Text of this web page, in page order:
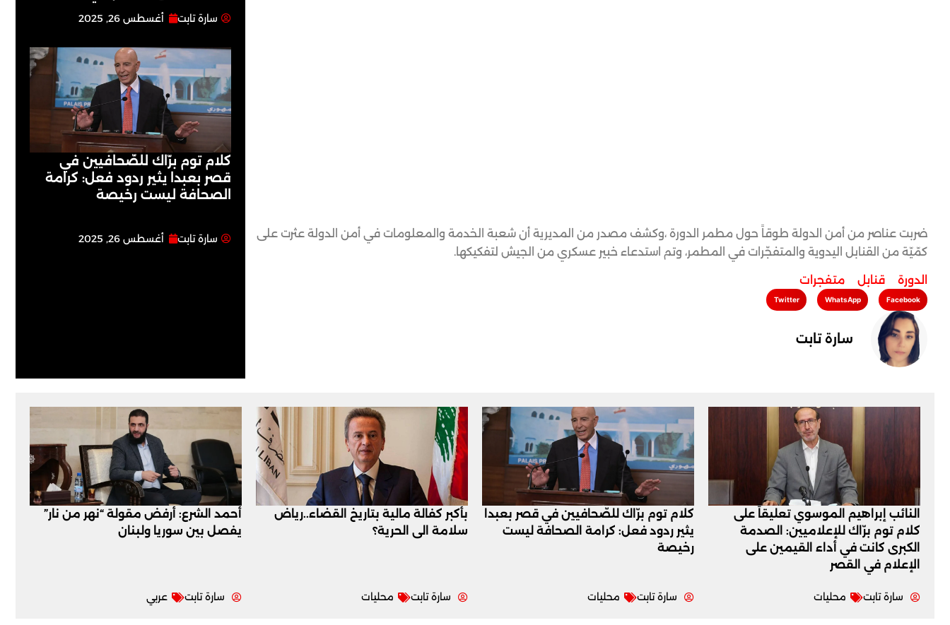
سارة تابت أغسطس 26, 2025
كلام توم برّاك للصّحافيين في
قصر بعبدا يثير ردود فعل: كرامة
الصحافة ليست رخيصة
سارة تابت أغسطس 26, 2025
ضربت عناصر من أمن الدولة طوقاً حول مطمر الدورة ،وكشف مصدر من المديرية أن شعبة الخدمة والمعلومات في أمن الدولة عثرت على
كمّيّة من القنابل اليدوية والمتفجّرات في المطمر، وتم استدعاء خبير عسكري من الجيش لتفكيكها.
الدورة قنابل متفجرات
Facebook
WhatsApp
Twitter
سارة تابت
النائب إبراهيم الموسوي تعليقاً على
كلام توم برّاك للإعلاميين: الصدمة
الكبرى كانت في أداء القيمين على
‏الإعلام في القصر
سارة تابت محليات
كلام توم برّاك للصّحافيين في قصر بعبدا
يثير ردود فعل: كرامة الصحافة ليست
رخيصة
سارة تابت محليات
بأكبر كفالة مالية بتاريخ القضاء..رياض
سلامة الى الحرية؟
سارة تابت محليات
أحمد الشرع: أرفض مقولة “نهر من نار”
يفصل بين سوريا ولبنان
سارة تابت عربي